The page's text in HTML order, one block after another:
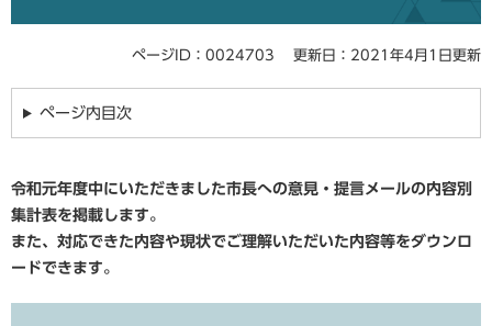
ページID：0024703 更新日：2021年4月1日更新
ページ内目次
令和元年度中にいただきました市長への意見・提言メールの内容別
集計表を掲載します。
また、対応できた内容や現状でご理解いただいた内容等をダウンロ
ードできます。